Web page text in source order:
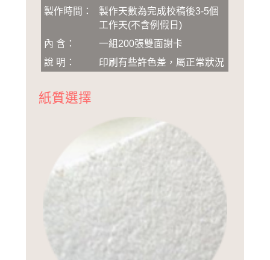
製作時間：
製作天數為完成校稿後3-5個
工作天(不含例假日)
內 含：
一組200張雙面謝卡
說 明：
印刷有些許色差，屬正常狀況
紙質選擇